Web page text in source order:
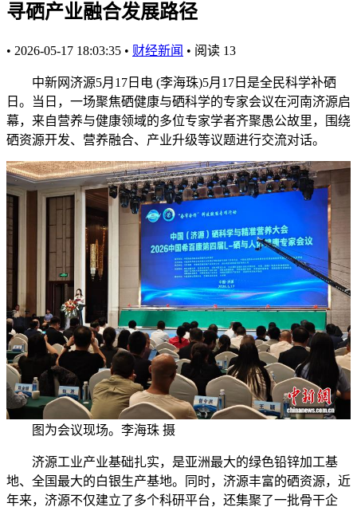
寻硒产业融合发展路径
• 2026-05-17 18:03:35 • 财经新闻 • 阅读 13
中新网济源5月17日电 (李海珠)5月17日是全民科学补硒
日。当日，一场聚焦硒健康与硒科学的专家会议在河南济源启
幕，来自营养与健康领域的多位专家学者齐聚愚公故里，围绕
硒资源开发、营养融合、产业升级等议题进行交流对话。
图为会议现场。李海珠 摄
济源工业产业基础扎实，是亚洲最大的绿色铅锌加工基
地、全国最大的白银生产基地。同时，济源丰富的硒资源，近
年来，济源不仅建立了多个科研平台，还集聚了一批骨干企